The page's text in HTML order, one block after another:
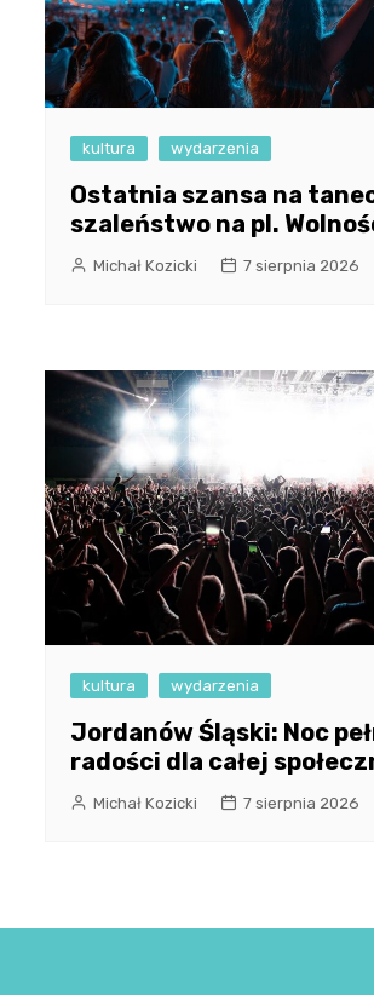
kultura wydarzenia
Ostatnia szansa na
szaleństwo na pl.
Michał Kozicki 7 sierpnia 2026
kultura wydarzenia
Jordanów Śląski: Noc
radości dla całej
Michał Kozicki 7 sierpnia 2026